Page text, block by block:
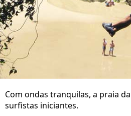
Com ondas tranquilas, a praia
surfistas iniciantes.